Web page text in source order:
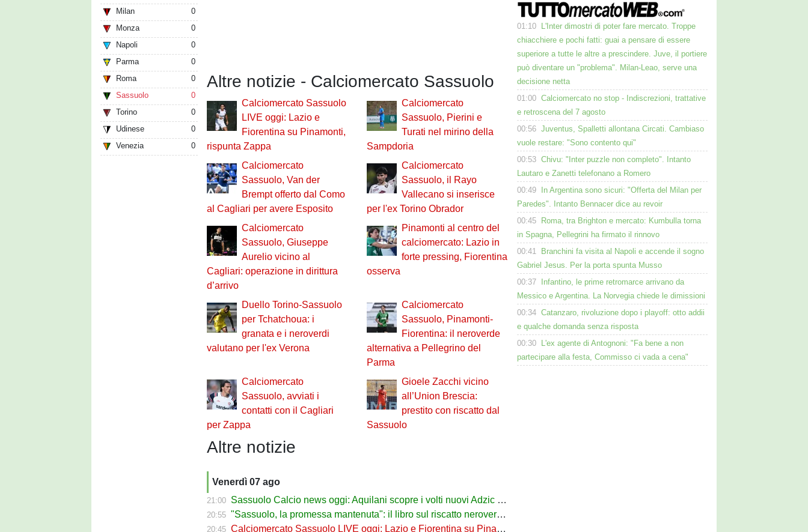
Milan
0
Monza
0
Napoli
0
Parma
0
Roma
0
Sassuolo
0
Torino
0
Udinese
0
Venezia
0
Altre notizie - Calciomercato Sassuolo
Calciomercato Sassuolo
LIVE oggi: Lazio e
Fiorentina su Pinamonti,
rispunta Zappa
Calciomercato
Sassuolo, Pierini e
Turati nel mirino della
Sampdoria
Calciomercato
Sassuolo, Van der
Brempt offerto dal Como
al Cagliari per avere Esposito
Calciomercato
Sassuolo, il Rayo
Vallecano si inserisce
per l'ex Torino Obrador
Calciomercato
Sassuolo, Giuseppe
Aurelio vicino al
Cagliari: operazione in dirittura
d’arrivo
Pinamonti al centro del
calciomercato: Lazio in
forte pressing, Fiorentina
osserva
Duello Torino-Sassuolo
per Tchatchoua: i
granata e i neroverdi
valutano per l'ex Verona
Calciomercato
Sassuolo, Pinamonti-
Fiorentina: il neroverde
alternativa a Pellegrino del
Parma
Calciomercato
Sassuolo, avviati i
contatti con il Cagliari
per Zappa
Gioele Zacchi vicino
all’Union Brescia:
prestito con riscatto dal
Sassuolo
Altre notizie
Venerdì 07 ago
21:00 Sassuolo Calcio news oggi: Aquilani scopre i volti nuovi Adzic e Bowie
20:55 "Sassuolo, la promessa mantenuta": il libro sul riscatto neroverde su Amazon e in libreria
20:45 Calciomercato Sassuolo LIVE oggi: Lazio e Fiorentina su Pinamonti, rispunta Zappa
01:10
L'Inter dimostri di poter fare mercato. Troppe
chiacchiere e pochi fatti: guai a pensare di essere
superiore a tutte le altre a prescindere. Juve, il portiere
può diventare un "problema". Milan-Leao, serve una
decisione netta
01:00 Calciomercato no stop - Indiscrezioni, trattative
e retroscena del 7 agosto
00:56 Juventus, Spalletti allontana Circati. Cambiaso
vuole restare: "Sono contento qui"
00:53 Chivu: "Inter puzzle non completo". Intanto
Lautaro e Zanetti telefonano a Romero
00:49
In Argentina sono sicuri: "Offerta del Milan per
Paredes". Intanto Bennacer dice au revoir
00:45
Roma, tra Brighton e mercato: Kumbulla torna
in Spagna, Pellegrini ha firmato il rinnovo
00:41
Branchini fa visita al Napoli e accende il sogno
Gabriel Jesus. Per la porta spunta Musso
00:37
Infantino, le prime retromarce arrivano da
Messico e Argentina. La Norvegia chiede le dimissioni
00:34 Catanzaro, rivoluzione dopo i playoff: otto addii
e qualche domanda senza risposta
00:30
L'ex agente di Antognoni: "Fa bene a non
partecipare alla festa, Commisso ci vada a cena"